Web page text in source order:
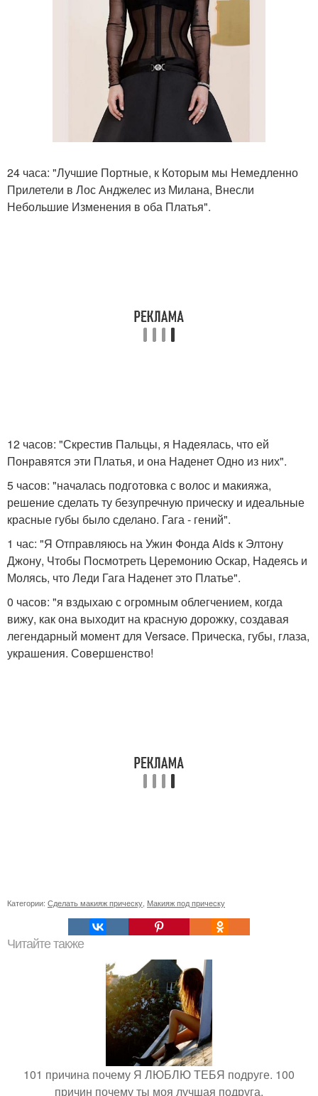
24 часа: "Лучшие Портные, к Которым мы Немедленно
Прилетели в Лос Анджелес из Милана, Внесли
Небольшие Изменения в оба Платья".
12 часов: "Скрестив Пальцы, я Надеялась, что ей
Понравятся эти Платья, и она Наденет Одно из них".
5 часов: "началась подготовка с волос и макияжа,
решение сделать ту безупречную прическу и идеальные
красные губы было сделано. Гага - гений".
1 час: "Я Отправляюсь на Ужин Фонда Aids к Элтону
Джону, Чтобы Посмотреть Церемонию Оскар, Надеясь и
Молясь, что Леди Гага Наденет это Платье".
0 часов: "я вздыхаю с огромным облегчением, когда
вижу, как она выходит на красную дорожку, создавая
легендарный момент для Versace. Прическа, губы, глаза,
украшения. Совершенство!
Категории: Сделать макияж прическу Макияж под прическу
Читайте также
101 причина почему Я ЛЮБЛЮ ТЕБЯ подруге. 100
причин почему ты моя лучшая подруга.